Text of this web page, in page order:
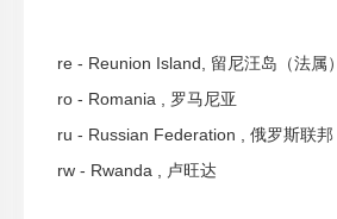
re - Reunion Island, 留尼汪岛（法属）
ro - Romania , 罗马尼亚
ru - Russian Federation , 俄罗斯联邦
rw - Rwanda , 卢旺达